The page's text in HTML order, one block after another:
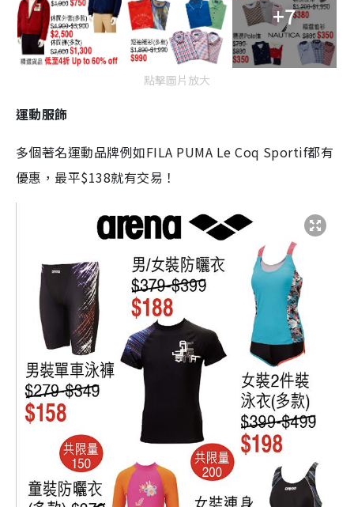
+7
點擊圖片放大
運動服飾
多個著名運動品牌例如FILA PUMA Le Coq Sportif都有
優惠，最平$138就有交易！